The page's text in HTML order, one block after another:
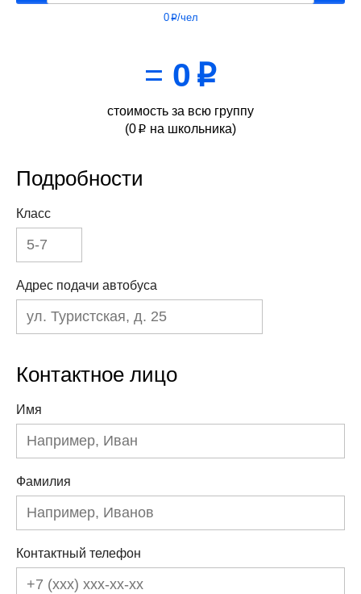
0p/чел
= 0 p
стоимость за всю группу
(0 p на школьника)
Подробности
Класс
Адрес подачи автобуса
Контактное лицо
Имя
Фамилия
Контактный телефон